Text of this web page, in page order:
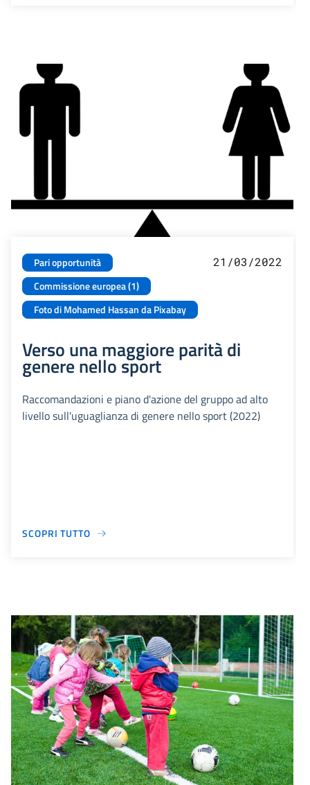
Pari opportunità
Commissione europea (1)
Foto di Mohamed Hassan da Pixabay
21/03/2022
Verso una maggiore parità di
genere nello sport
Raccomandazioni e piano d'azione del gruppo ad alto
livello sull'uguaglianza di genere nello sport (2022)
SCOPRI TUTTO